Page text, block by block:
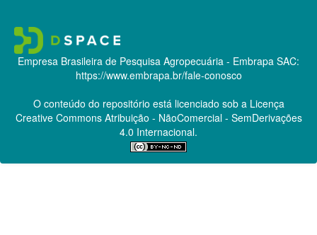
Empresa Brasileira de Pesquisa Agropecuária - Embrapa SAC:
https://www.embrapa.br/fale-conosco
O conteúdo do repositório está licenciado sob a Licença
Creative CommonsAtribuição - NãoComercial - SemDerivações
4.0 Internacional.